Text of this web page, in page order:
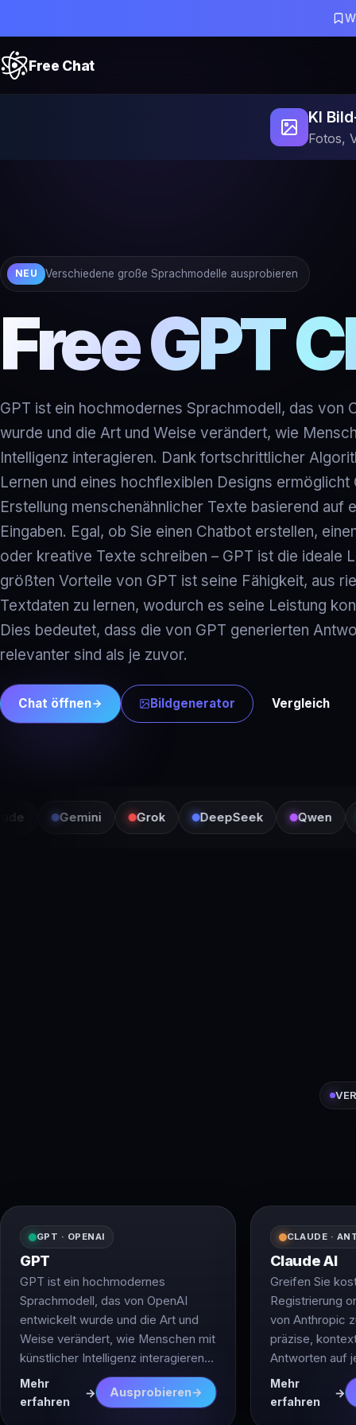
Free Chat
KI
Fotos,
NEU Verschiedene große Sprachmodelle ausprobieren
Free GPT
GPT ist ein hochmodernes Sprachmodell, das von
wurde und die Art und Weise verändert, wie
Intelligenz interagieren. Dank fortschrittlicher
Lernen und eines hochflexiblen Designs ermöglicht
Erstellung menschenähnlicher Texte basierend auf
Eingaben. Egal, ob Sie einen Chatbot erstellen,
oder kreative Texte schreiben – GPT ist die ideale
größten Vorteile von GPT ist seine Fähigkeit, aus
Textdaten zu lernen, wodurch es seine Leistung
Dies bedeutet, dass die von GPT generierten
relevanter sind als je zuvor.
Chat öffnen Bildgenerator Vergleich
Gemini Grok DeepSeek Qwen
GPT · OPENAI
GPT
GPT ist ein hochmodernes
Sprachmodell, das von OpenAI
entwickelt wurde und die Art und
Weise verändert, wie Menschen mit
künstlicher Intelligenz interagieren.
Dank fortschrittlicher Algorithmen
für maschinelles Lernen und eines
Mehr
erfahren
Ausprobieren
CLAUDE ·
Claude AI
Greifen Sie
Registrierung
von Anthropic
präzise,
Antworten auf
Mehr
erfahren